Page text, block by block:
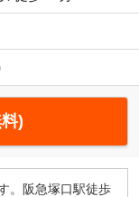
)
。阪急塚口駅徒歩